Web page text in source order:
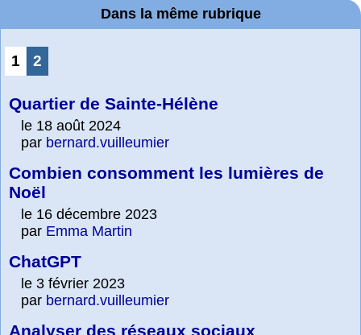
Dans la même rubrique
1 2
Quartier de Sainte-Hélène
le 18 août 2024
par bernard.vuilleumier
Combien consomment les lumières de
Noël
le 16 décembre 2023
par Emma Martin
ChatGPT
le 3 février 2023
par bernard.vuilleumier
Analyser des réseaux sociaux